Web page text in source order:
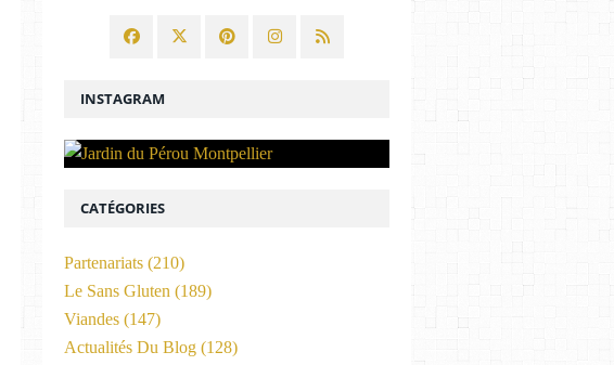
INSTAGRAM
CATÉGORIES
Partenariats (210)
Le Sans Gluten (189)
Viandes (147)
Actualités Du Blog (128)